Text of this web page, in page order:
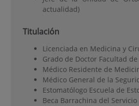
actualidad)
Titulación
Licenciada en Medicina y
Grado de Doctor Facultad
Médico Residente de
Médico General de la
Estomatólogo Escuela de
Beca Barrachina del